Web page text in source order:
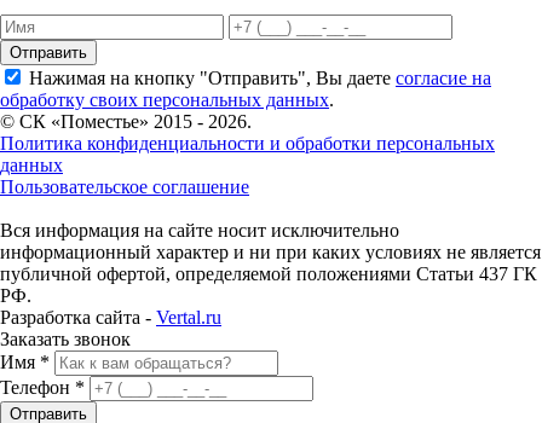
Отправить
Нажимая на кнопку "Отправить", Вы даете согласие на
обработку своих персональных данных.
© СК «Поместье» 2015 - 2026.
Политика конфиденциальности и обработки персональных
данных
Пользовательское соглашение
Вся информация на сайте носит исключительно
информационный характер и ни при каких условиях не является
публичной офертой, определяемой положениями Статьи 437 ГК
РФ.
Разработка сайта - Vertal.ru
Заказать звонок
Имя *
Телефон *
Отправить